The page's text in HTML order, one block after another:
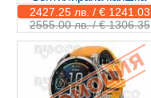
2427.25 лв. / € 1241.03
2555.00 лв. / € 1306.35